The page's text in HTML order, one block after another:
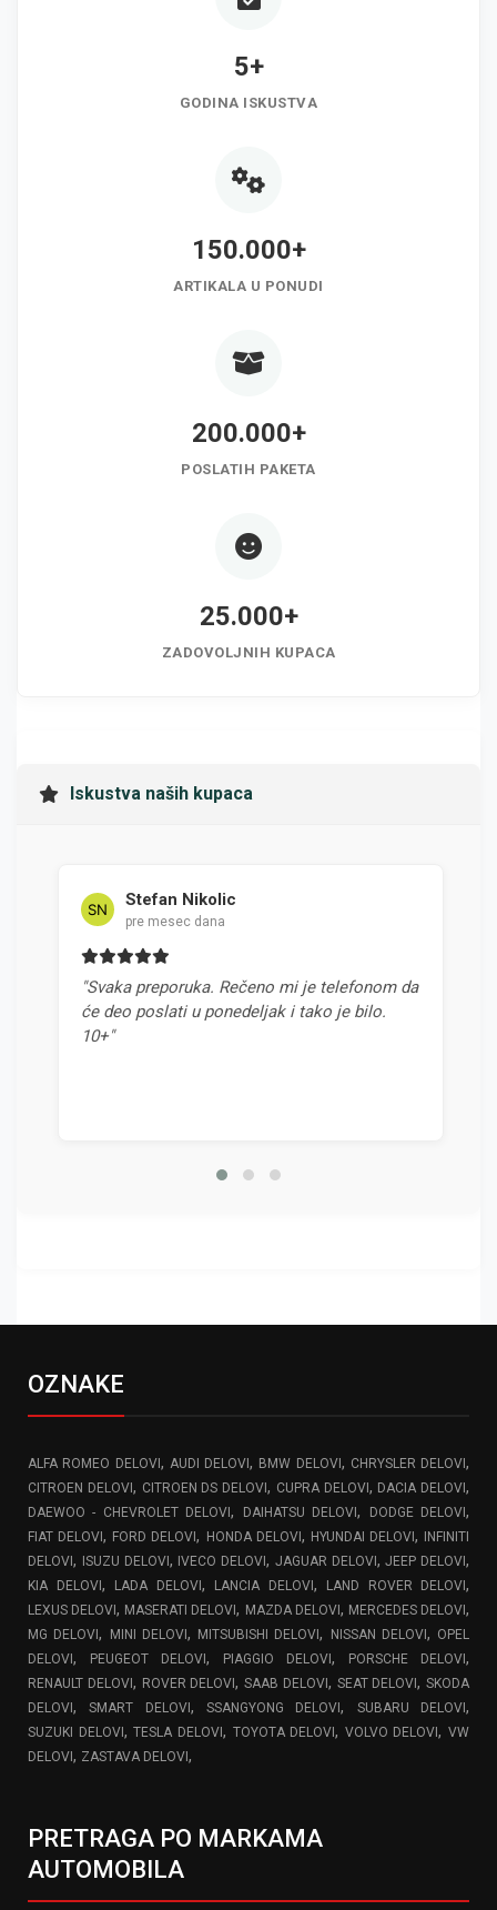
5+
GODINA ISKUSTVA
150.000+
ARTIKALA U PONUDI
200.000+
POSLATIH PAKETA
25.000+
ZADOVOLJNIH KUPACA
Iskustva naših kupaca
Stefan Nikolic
pre mesec dana
"Svaka preporuka. Rečeno mi je telefonom da
će deo poslati u ponedeljak i tako je bilo.
OZNAKE
ALFA ROMEO DELOVI, AUDI DELOVI, BMW DELOVI, CHRYSLER DELOVI,
CITROEN DELOVI, CITROEN DS DELOVI, CUPRA DELOVI, DACIA DELOVI,
DAEWOO - CHEVROLET DELOVI, DAIHATSU DELOVI, DODGE DELOVI,
FIAT DELOVI, FORD DELOVI, HONDA DELOVI, HYUNDAI DELOVI, INFINITI
DELOVI, ISUZU DELOVI, IVECO DELOVI, JAGUAR DELOVI,JEEP DELOVI,
KIA DELOVI, LADA DELOVI, LANCIA DELOVI, LAND ROVER DELOVI,
LEXUS DELOVI, MASERATI DELOVI, MAZDA DELOVI, MERCEDES DELOVI,
MG DELOVI, MINI DELOVI, MITSUBISHI DELOVI, NISSAN DELOVI, OPEL
DELOVI, PEUGEOT DELOVI, PIAGGIO DELOVI, PORSCHE DELOVI,
RENAULT DELOVI, ROVER DELOVI, SAAB DELOVI, SEAT DELOVI, SKODA
DELOVI,SMART DELOVI,SSANGYONG DELOVI, SUBARU DELOVI,
SUZUKI DELOVI,TESLA DELOVI, TOYOTA DELOVI, VOLVO DELOVI, VW
DELOVI, ZASTAVA DELOVI,
PRETRAGA PO MARKAMA
AUTOMOBILA